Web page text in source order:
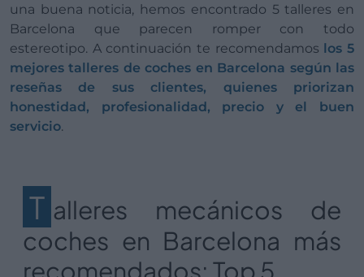
una buena noticia, hemos encontrado 5 talleres en
Barcelona que parecen romper con todo
estereotipo. A continuación te recomendamos los 5
mejores talleres de coches en Barcelona según las
reseñas de sus clientes, quienes priorizan
honestidad, profesionalidad, precio y el buen
servicio.
T alleres mecánicos de
coches en Barcelona más
recomendados: Top 5